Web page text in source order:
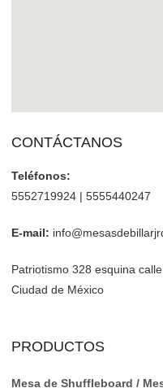
CONTÁCTANOS
Teléfonos:
5552719924 | 5555440247
E-mail:
Patriotismo 328 esquina
Ciudad de México
PRODUCTOS
Mesa de Shuffleboard /